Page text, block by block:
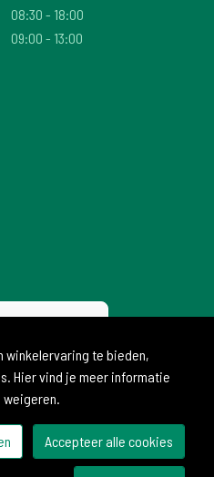
08:30 - 18:00
09:00 - 13:00
winkelervaring te bieden,
Hier vind je meer informatie
weigeren.
Accepteer alle cookies